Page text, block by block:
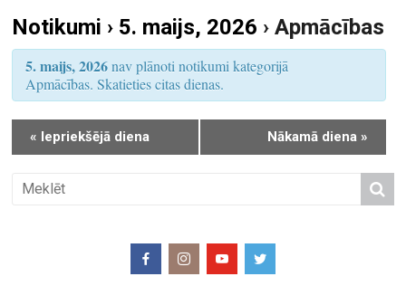
S
e
r
c
h
u
m
V
i
Notikumi › 5. maijs, 2026 › Apmācības
5. maijs, 2026nav plānoti notikumi kategorijā
Apmācības. Skatieties citas dienas.
« Iepriekšējā diena Nākamā diena »